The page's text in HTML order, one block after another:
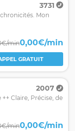
3731
Mon
min0,00€/min
GRATUIT
2007
Claire, Précise, de
min0,00€/min